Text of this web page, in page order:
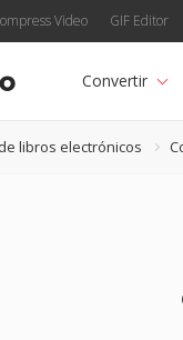
Video GIF Editor
Convertir
libros electrónicos